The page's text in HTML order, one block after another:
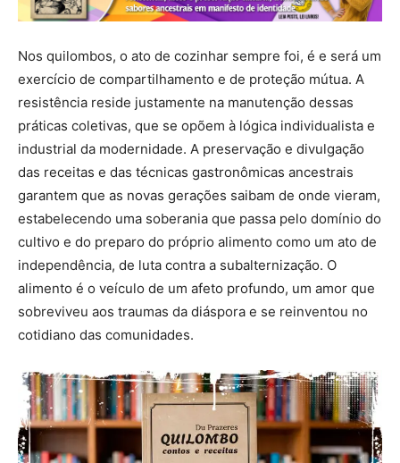
Nos quilombos, o ato de cozinhar sempre foi, é e será um
exercício de compartilhamento e de proteção mútua. A
resistência reside justamente na manutenção dessas
práticas coletivas, que se opõem à lógica individualista e
industrial da modernidade. A preservação e divulgação
das receitas e das técnicas gastronômicas ancestrais
garantem que as novas gerações saibam de onde vieram,
estabelecendo uma soberania que passa pelo domínio do
cultivo e do preparo do próprio alimento como um ato de
independência, de luta contra a subalternização. O
alimento é o veículo de um afeto profundo, um amor que
sobreviveu aos traumas da diáspora e se reinventou no
cotidiano das comunidades.